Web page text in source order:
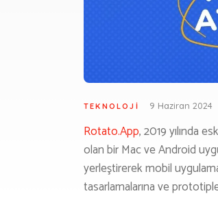
TEKNOLOJI 9 Haziran 2024
Rotato.App, 2019 yılında
olan bir Mac ve Android
yerleştirerek mobil
tasarlamalarına ve